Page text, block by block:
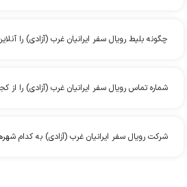
چگونه بلیط رویال سفر ایرانیان غرب (آزادی) را
شماره تماس رویال سفر ایرانیان غرب (آزادی) را از
شرکت رویال سفر ایرانیان غرب (آزادی) به کدام